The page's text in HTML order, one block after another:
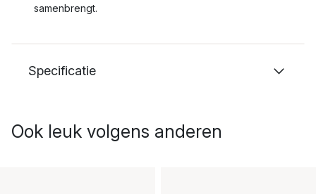
samenbrengt.
Specificatie
Ook leuk volgens anderen